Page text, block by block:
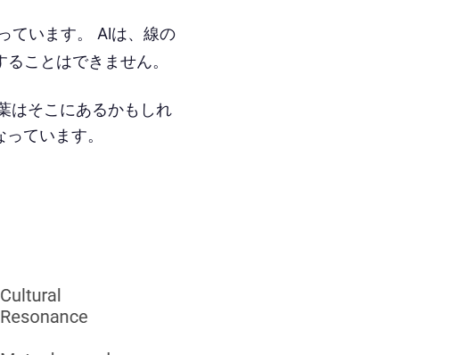
ています。 AIは、線の
ことはできません。
はそこにあるかもしれ
ています。